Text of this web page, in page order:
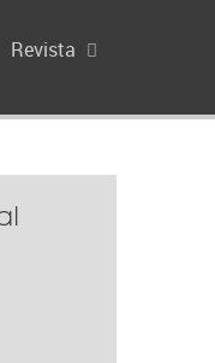
Revista